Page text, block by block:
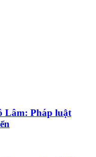
Lâm: Pháp luật